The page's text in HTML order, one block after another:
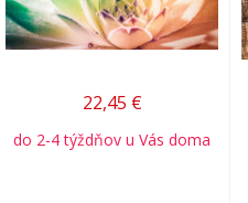
22,45 €
do 2-4 týždňov u Vás doma